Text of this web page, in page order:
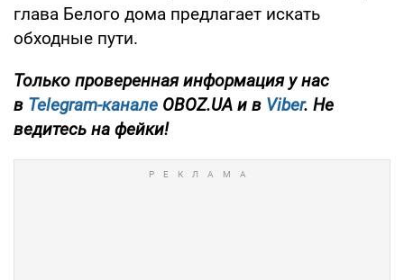
глава Белого дома предлагает искать
обходные пути.
Только проверенная информация у нас
в Telegram-канале OBOZ.UA и в Viber. Не
ведитесь на фейки!